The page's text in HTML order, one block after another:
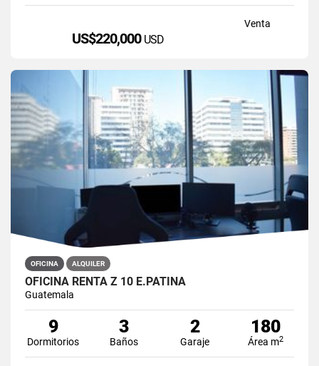
Venta
US$220,000 USD
OFICINA ALQUILER
OFICINA RENTA Z 10 E.PATINA
Guatemala
9
Dormitorios
3
Baños
2
Garaje
180
Área m2